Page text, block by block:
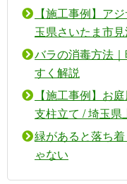
【施工事例】ア
玉県さいたま市
バラの消毒方法
すく解説
【施工事例】お
支柱立て / 埼玉
緑があると落ち
ゃない